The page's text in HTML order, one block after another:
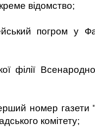
відомство;
погром у
філії
номер газети
комітету;